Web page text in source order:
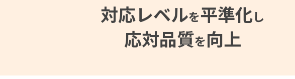
対応レベルを平準化し
応対品質を向上